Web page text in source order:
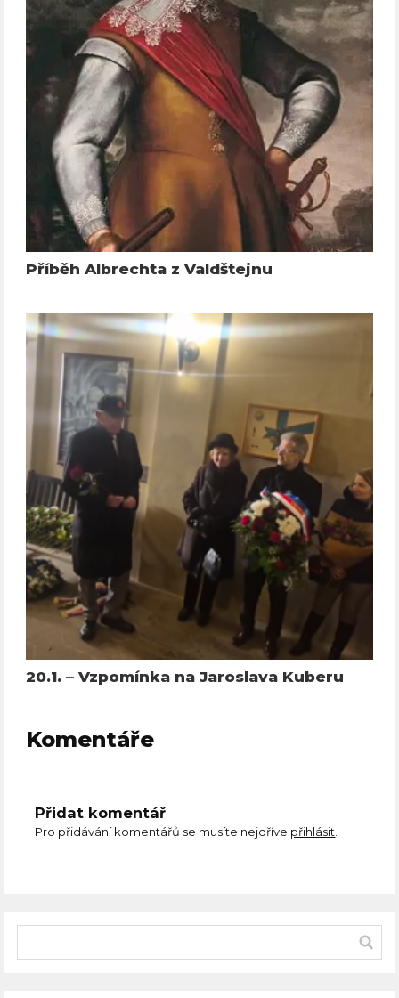
Příběh Albrechta z Valdštejnu
20.1. – Vzpomínka na Jaroslava Kuberu
Komentáře
Přidat komentář
Pro přidávání komentářů se musíte nejdříve přihlásit